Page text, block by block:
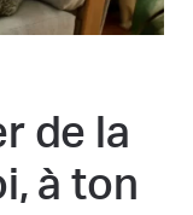
de la
à ton